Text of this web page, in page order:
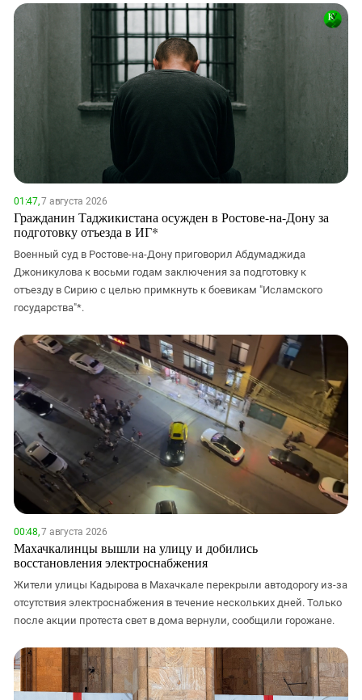
01:47,7 августа 2026
Гражданин Таджикистана осужден в Ростове-на-Дону за
подготовку отъезда в ИГ*
Военный суд в Ростове-на-Дону приговорил Абдумаджида
Джоникулова к восьми годам заключения за подготовку к
отъезду в Сирию с целью примкнуть к боевикам "Исламского
государства"*.
00:48,7 августа 2026
Махачкалинцы вышли на улицу и добились
восстановления электроснабжения
Жители улицы Кадырова в Махачкале перекрыли автодорогу из-за
отсутствия электроснабжения в течение нескольких дней. Только
после акции протеста свет в дома вернули, сообщили горожане.